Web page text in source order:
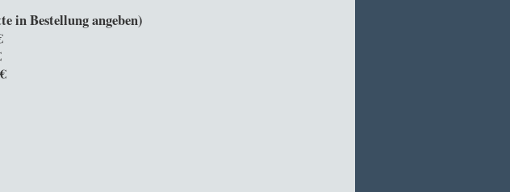
(bitte in Bestellung angeben)